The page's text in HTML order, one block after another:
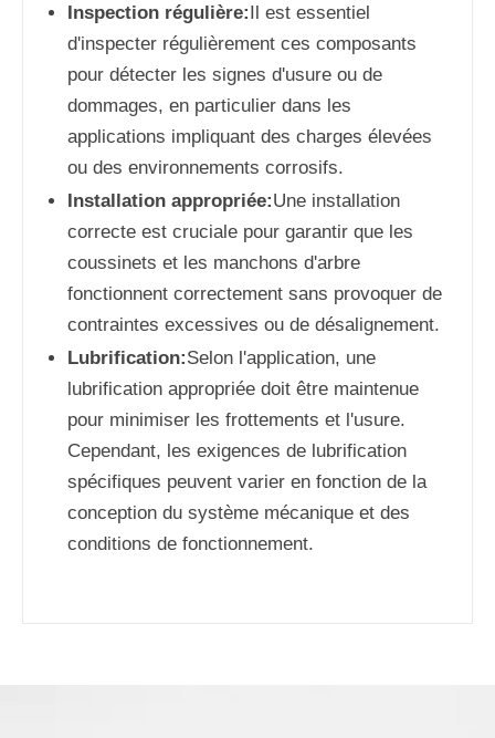
Inspection régulière:Il est essentiel
d'inspecter régulièrement ces composants
pour détecter les signes d'usure ou de
dommages, en particulier dans les
applications impliquant des charges élevées
ou des environnements corrosifs.
Installation appropriée:Une installation
correcte est cruciale pour garantir que les
coussinets et les manchons d'arbre
fonctionnent correctement sans provoquer de
contraintes excessives ou de désalignement.
Lubrification:Selon l'application, une
lubrification appropriée doit être maintenue
pour minimiser les frottements et l'usure.
Cependant, les exigences de lubrification
spécifiques peuvent varier en fonction de la
conception du système mécanique et des
conditions de fonctionnement.